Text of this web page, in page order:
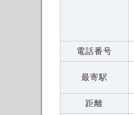
電話番号
最寄駅
距離